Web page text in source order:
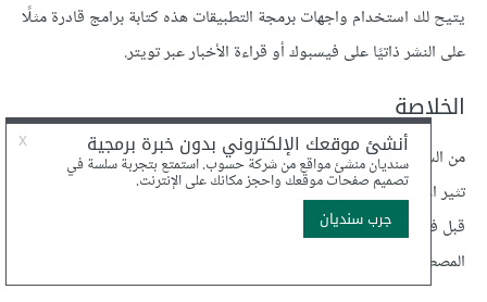
يتيح لك استخدام واجهات برمجة التطبيقات هذه كتابة برامج قادرة مثلًا
على النشر ذاتيًا على فيسبوك أو قراءة الأخبار عبر تويتر.
الخلاصة
من السهل أن تمارس البرمجة لسنوات مع بقاء بعض المصطلحات البرمجية
تثير الالتباس بالنسبة لك، وبما أن معظم التطبيقات البرمجية تُنشئ من
قبل فريق كامل من المطورين وليس من قبل أفراد، فلا بُد من فهم
المصطلحات بدقة والتمييز بين المتقارب منها.